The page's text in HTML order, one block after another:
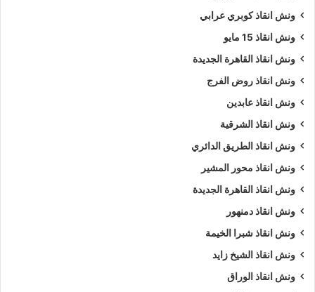
ونش انقاذ كوبري عرابي
ونش انقاذ 15 مايو
ونش انقاذ القاهرة الجديدة
ونش انقاذ روض الفرج
ونش انقاذ عابدين
ونش انقاذ الشرقية
ونش انقاذ الطريق الدائري
ونش انقاذ محور المشير
ونش انقاذ القاهرة الجديدة
ونش انقاذ دمنهور
ونش انقاذ شبرا الخيمة
ونش انقاذ الشيخ زايد
ونش انقاذ الوراق